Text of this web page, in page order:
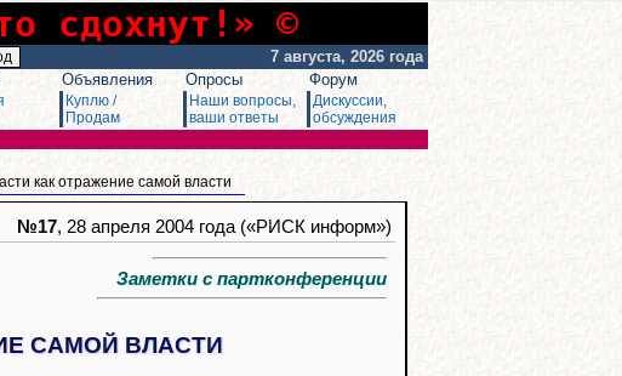
сдохнут!» ©
7 августа, 2026 года
Объявления
Куплю /
Продам
Опросы
Наши вопросы,
ваши ответы
Форум
Дискуссии,
обсуждения
как отражение самой власти
№17, 28 апреля 2004 года («РИСК информ»)
Заметки с партконференции
САМОЙ ВЛАСТИ